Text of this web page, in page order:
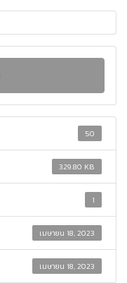
50
329.80 KB
1
เมษายน 18, 2023
เมษายน 18, 2023